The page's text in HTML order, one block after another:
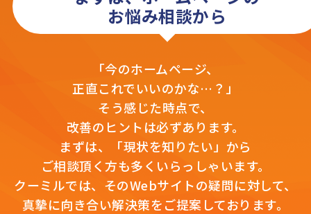
お悩み相談から
「今のホームページ、
正直これでいいのかな…？」
そう感じた時点で、
改善のヒントは必ずあります。
まずは、「現状を知りたい」から
ご相談頂く方も多くいらっしゃいます。
クーミルでは、そのWebサイトの疑問に対して、
真摯に向き合い解決策をご提案しております。